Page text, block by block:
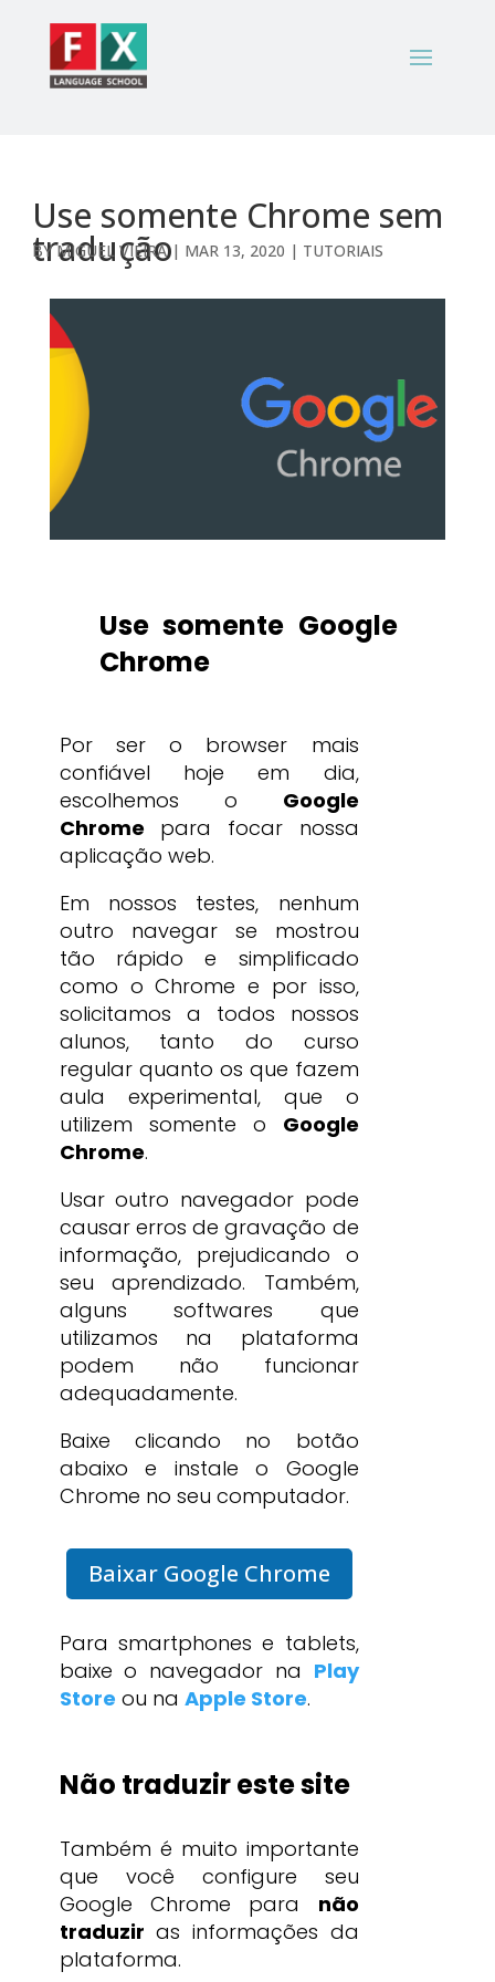
Use somente Chrome sem
tradução
BYMIGUEL VIEIRA| MAR 13, 2020 | TUTORIAIS
Use somente Google
Chrome
Por ser o browser mais
confiável hoje em dia,
escolhemos o Google
Chrome para focar nossa
aplicação web.
Em nossos testes, nenhum
outro navegar se mostrou
tão rápido e simplificado
como o Chrome e por isso,
solicitamos a todos nossos
alunos, tanto do curso
regular quanto os que fazem
aula experimental, que o
utilizem somente o Google
Chrome.
Usar outro navegador pode
causar erros de gravação de
informação, prejudicando o
seu aprendizado. Também,
alguns softwares que
utilizamos na plataforma
podem não funcionar
adequadamente.
Baixe clicando no botão
abaixo e instale o Google
Chrome no seu computador.
Baixar Google Chrome
Para smartphones e tablets,
baixe o navegador na Play
Store ou na Apple Store.
Não traduzir este site
Também é muito importante
que você configure seu
Google Chrome para não
traduzir as informações da
plataforma.